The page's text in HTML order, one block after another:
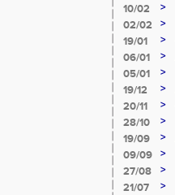
10/02
>
02/02 >
19/01 >
06/01
>
05/01
>
19/12
>
20/11
>
28/10 >
19/09
>
09/09 >
27/08
>
21/07
>